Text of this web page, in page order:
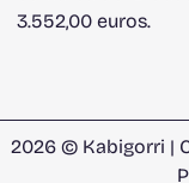
3.552,00 euros.
2026 © Kabigorri |